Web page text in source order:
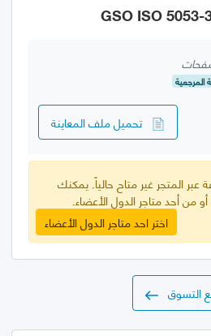
المرجعية
تحميل ملف المعاينة
المتجر غير متاح حالياً. يمكنك
من أحد متاجر الدول الأعضاء.
اختر احد متاجر الدول الأعضاء
التسوق